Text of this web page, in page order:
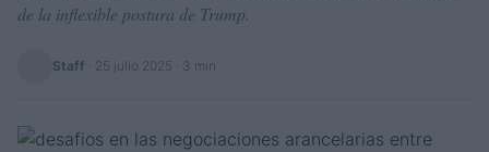
de la inflexible postura de Trump.
Staff 25 julio 2025 · 3 min